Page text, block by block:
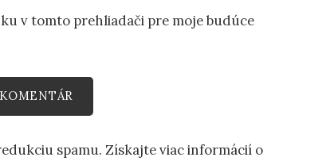
v tomto prehliadači pre moje budúce
spamu. Získajte viac informácií o